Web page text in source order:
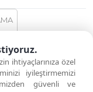
ihtiyaçlarınıza özel
iyileştirmemizi
güvenli ve